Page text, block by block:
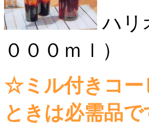
ハリ
０００ｍ
☆ミル付きコー
ときは必需品で